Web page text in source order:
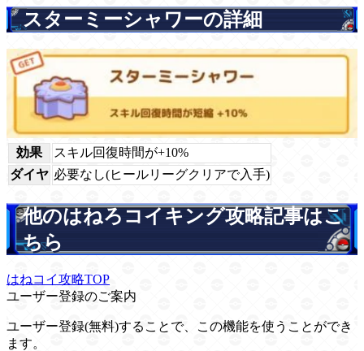
スターミーシャワーの詳細
効果
スキル回復時間が+10%
ダイヤ 必要なし(ヒールリーグクリアで入手)
他のはねろコイキング攻略記事はこ
ちら
はねコイ攻略TOP
ユーザー登録のご案内
ユーザー登録(無料)することで、この機能を使うことができ
ます。